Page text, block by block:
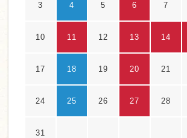
3 4 5 6 7
10 11 12 13 14
17 18 19 20 21
24 25 26 27 28
31